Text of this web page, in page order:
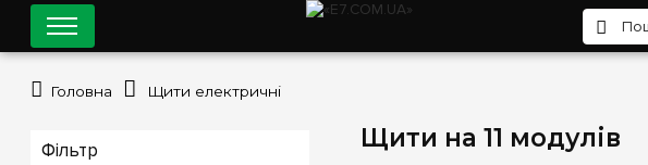
Щити на 11 модулів
Фільтр
Головна Щити електричні